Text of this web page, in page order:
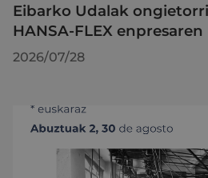
Eibarko Udalak
HANSA-FLEX
2026/07/28